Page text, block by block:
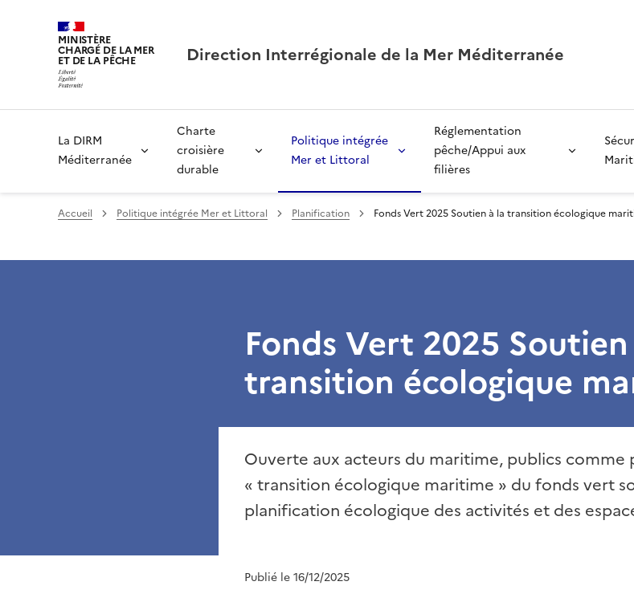
MINISTÈRE
CHARGÉ DE LA MER
ET DE LA PÊCHE Direction Interrégionale de la Mer Méditerranée
La DIRM
Méditerranée
Charte
croisière
durable
Politique intégrée
Mer et Littoral
Réglementation
pêche/Appui aux
filières
Accueil Politique intégrée Mer et Littoral Planification Fonds Vert 2025 Soutien à la transition écologique
Fonds Vert 2025
transition écologique
Ouverte aux acteurs du maritime, publics comme
« transition écologique maritime » du fonds vert
planification écologique des activités et des
Publié le 16/12/2025